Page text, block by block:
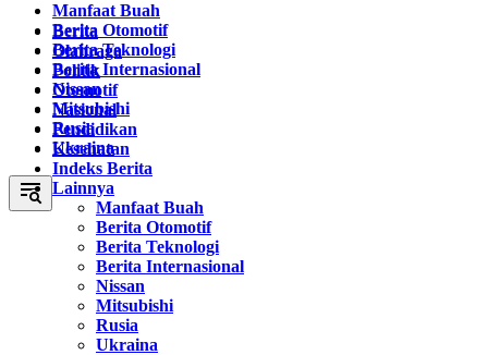
Manfaat Buah
Berita Otomotif
Berita Teknologi
Berita Internasional
Nissan
Mitsubishi
Rusia
Ukraina
Berita
Olahraga
Politik
Otomotif
Nasional
Pendidikan
Kesehatan
Indeks Berita
Lainnya
Manfaat Buah
Berita Otomotif
Berita Teknologi
Berita Internasional
Nissan
Mitsubishi
Rusia
Ukraina